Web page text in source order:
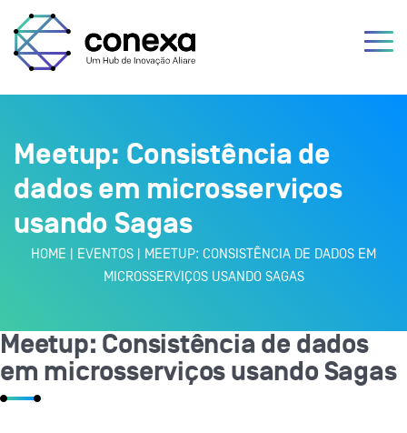
Meetup: Consistência de
dados em microsserviços
usando Sagas
HOME | EVENTOS | MEETUP: CONSISTÊNCIA DE DADOS EM
MICROSSERVIÇOS USANDO SAGAS
Meetup: Consistência de dados
em microsserviços usando Sagas